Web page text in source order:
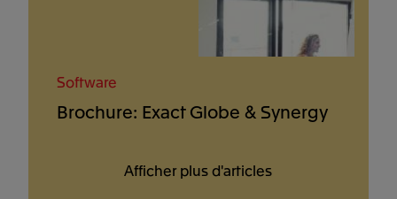
Software
Brochure: Exact Globe & Synergy
Afficher plus d'articles